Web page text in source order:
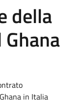
della
in Italia